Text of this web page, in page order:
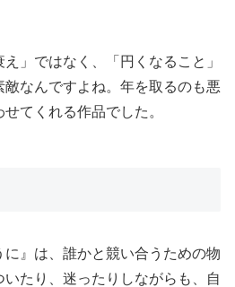
」ではなく、「円くなること」
なんですよね。年を取るのも悪
てくれる作品でした。
に』は、誰かと競い合うための物
たり、迷ったりしながらも、自